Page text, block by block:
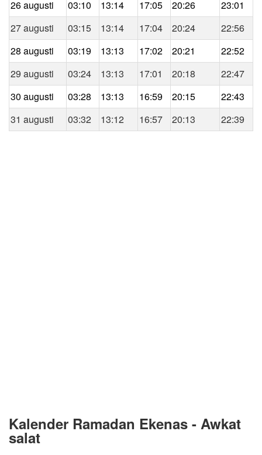
26 augusti 03:10 13:14 17:05 20:26
23:01
27 augusti
03:15 13:14 17:04 20:24
22:56
28 augusti
03:19 13:13 17:02 20:21
22:52
29 augusti
03:24 13:13 17:01 20:18
22:47
30 augusti
03:28 13:13 16:59 20:15
22:43
31 augusti
03:32 13:12 16:57 20:13 22:39
Kalender Ramadan Ekenas - Awkat
salat